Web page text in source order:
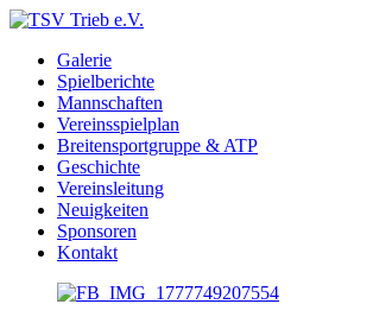
Galerie
Spielberichte
Mannschaften
Vereinsspielplan
Breitensportgruppe & ATP
Geschichte
Vereinsleitung
Neuigkeiten
Sponsoren
Kontakt